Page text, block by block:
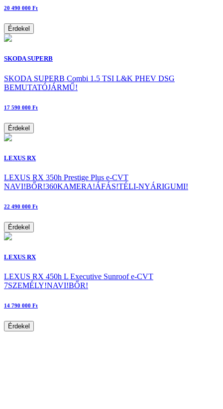
20 490 000 Ft
Érdekel
SKODA SUPERB
SKODA SUPERB Combi 1.5 TSI L&K PHEV DSG
BEMUTATÓJÁRMŰ!
17 590 000 Ft
Érdekel
LEXUS RX
LEXUS RX 350h Prestige Plus e-CVT
NAVI!BŐR!360KAMERA!ÁFÁS!TÉLI-NYÁRIGUMI!
22 490 000 Ft
Érdekel
LEXUS RX
LEXUS RX 450h L Executive Sunroof e-CVT
7SZEMÉLY!NAVI!BŐR!
14 790 000 Ft
Érdekel